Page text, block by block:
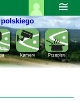
Zaloguj
się ››
Rejestracja
Pomoc
≅
Przepisy
Kamery